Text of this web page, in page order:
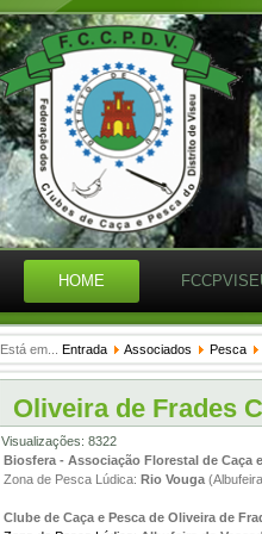
HOME
Está em... Entrada Associados Pesca
Oliveira de Frades
Visualizações: 8322
Biosfera - Associação Florestal de Caça
Zona de Pesca Lúdica: Rio Vouga
Clube de Caça e Pesca de Oliveira de